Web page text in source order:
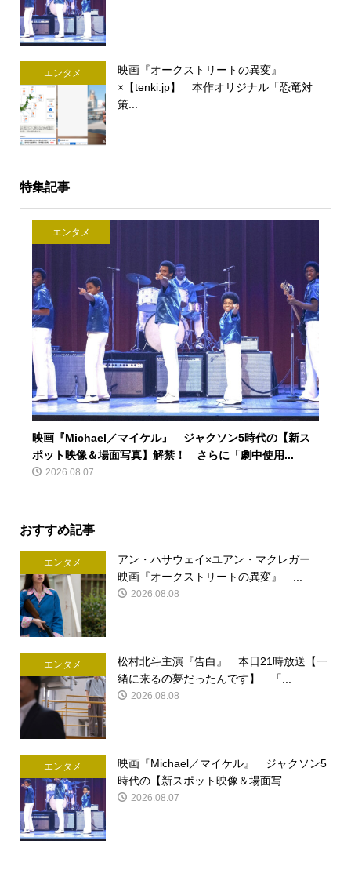
エンタメ
映画『オークストリートの異変』
×【tenki.jp】 本作オリジナル「恐竜対
策...
特集記事
エンタメ
映画『Michael／マイケル』 ジャクソン5時代の【新ス
ポット映像＆場面写真】解禁！ さらに「劇中使用...
2026.08.07
おすすめ記事
エンタメ
アン・ハサウェイ×ユアン・マクレガー
映画『オークストリートの異変』 ...
2026.08.08
エンタメ
松村北斗主演『告白』 本日21時放送【一
緒に来るの夢だったんです】 「...
2026.08.08
エンタメ
映画『Michael／マイケル』 ジャクソン5
時代の【新スポット映像＆場面写...
2026.08.07